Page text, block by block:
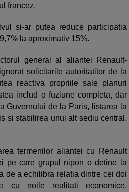
francez.
si-ar putea reduce participatia
la aproximativ 15%.
general al aliantei Renault-
solicitarile autoritatilor de la
reactiva propriile sale planuri
includ o fuziune completa, dar
Guvernului de la Paris, listarea la
si stabilirea unui alt sediu central.
termenilor aliantei cu Renault
pe care grupul nipon o detine la
de a echilibra relatia dintre cei doi
cu noile realitati economice,